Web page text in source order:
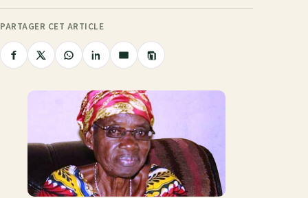
PARTAGER CET ARTICLE
Partager
Facebook
PartagerPartager
WhatsApp
Partager
LinkedIn
Partager
e-
mail
Copier
le